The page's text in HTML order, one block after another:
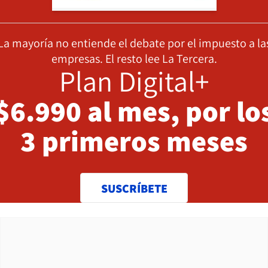
mayoría no entiende el debate por el impuesto a
empresas. El resto lee La Tercera.
Plan Digital+
al mes, por
3 primeros meses
SUSCRÍBETE